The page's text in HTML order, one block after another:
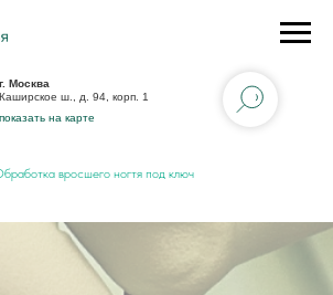
г. Москва
Каширское ш., д. 94, корп. 1
показать на карте
вросшего ногтя под ключ